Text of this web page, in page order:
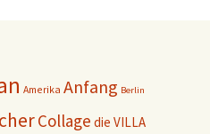
Amerika Anfang Berlin
Collage die VILLA